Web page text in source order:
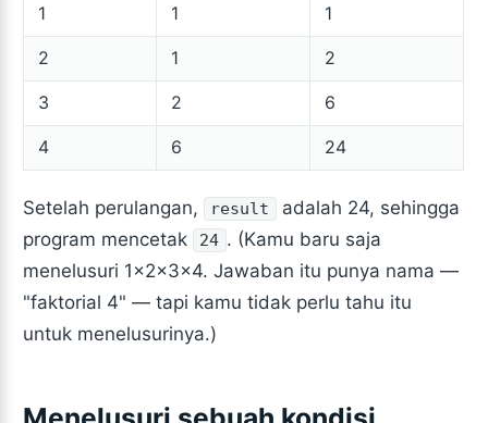
1 1 1
2 1 2
3 2 6
4 6 24
Setelah perulangan, result
adalah 24, sehingga
program mencetak
24 . (Kamu baru saja
menelusuri 1×2×3×4. Jawaban itu punya nama —
"faktorial 4" — tapi kamu tidak perlu tahu itu
untuk menelusurinya.)